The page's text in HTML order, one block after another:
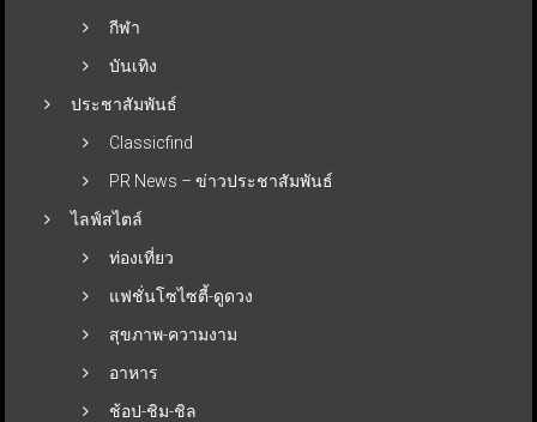
กีฬา
บันเทิง
ประชาสัมพันธ์
Classicfind
PR News – ข่าวประชาสัมพันธ์
ไลฟ์สไตล์
ท่องเที่ยว
แฟชั่นโซไซตี้-ดูดวง
สุขภาพ-ความงาม
อาหาร
ช้อป-ชิม-ชิล